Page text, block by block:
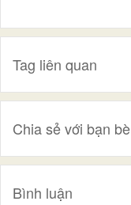
Tag liên quan
Chia sẻ với bạn bè
Bình luận